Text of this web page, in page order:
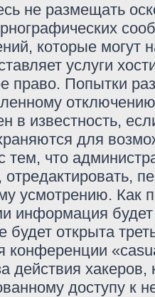
не размещать
которые могут
услуги
право. Попытки
в известность,
для
тем, что
отредактировать,
усмотрению. Как
информация
будет открыта
конференции
действия
доступу к